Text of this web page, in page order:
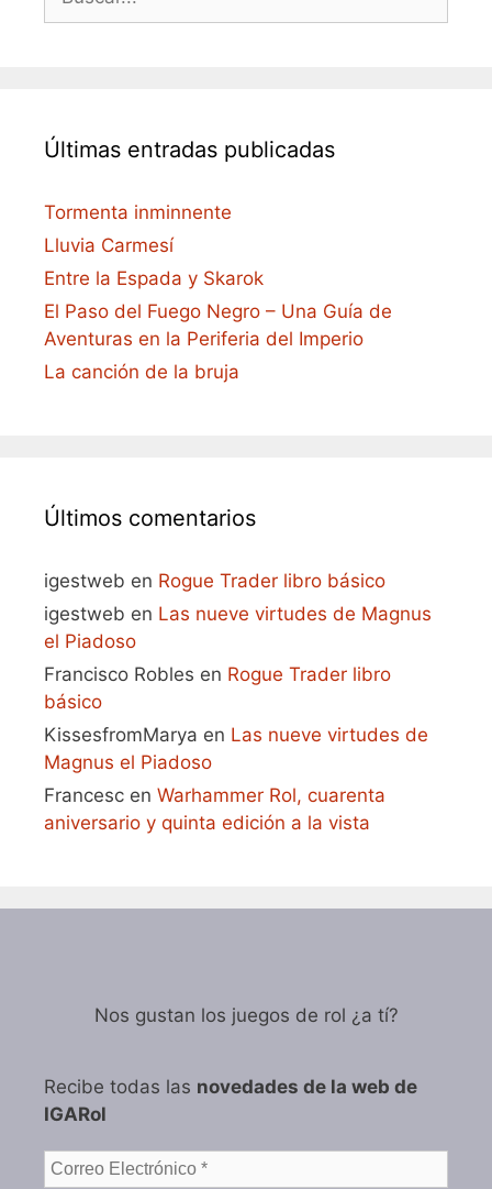
Últimas entradas publicadas
Tormenta inminnente
Lluvia Carmesí
Entre la Espada y Skarok
El Paso del Fuego Negro – Una Guía de
Aventuras en la Periferia del Imperio
La canción de la bruja
Últimos comentarios
igestweb en Rogue Trader libro básico
igestweb en Las nueve virtudes de Magnus
el Piadoso
Francisco Robles en Rogue Trader libro
básico
KissesfromMarya en Las nueve virtudes de
Magnus el Piadoso
Francesc en Warhammer Rol, cuarenta
aniversario y quinta edición a la vista
Nos gustan los juegos de rol ¿a tí?
Recibe todas las novedades de la web de
IGARol